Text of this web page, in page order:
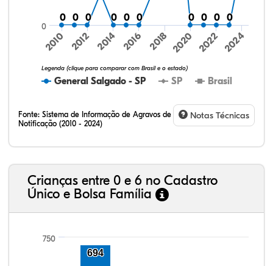
0
0 0
0 0
0 0
0 0
0 0
0 0
0 0
0 0
0 0
0
General Salgado - SP SP Brasil
Legenda (clique para comparar com Brasil e o estado)
2010 2012 2014 2016 2018 2020 2022 2024
0
Fonte: Sistema de Informação de Agravos de
Notificação (2010 - 2024)
Notas Técnicas
Crianças entre 0 e 6 no Cadastro
Único e Bolsa Família
750
694
49,62%
9,46%
0,56%
40,03%
0,13%
0,19%
32,57%
9,24%
0,46%
54,88%
1,27%
1,56%